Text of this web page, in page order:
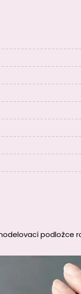
podložce